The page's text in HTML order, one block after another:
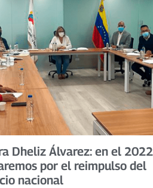
Dheliz Álvarez: en el 2022
por el reimpulso del
nacional